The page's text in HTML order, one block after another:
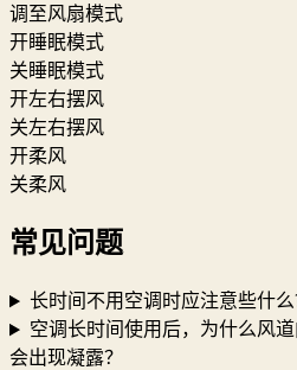
调至风扇模式
开睡眠模式
关睡眠模式
开左右摆风
关左右摆风
开柔风
关柔风
常见问题
长时间不用空调时应注意些什么
空调长时间使用后，为什么风
会出现凝露？